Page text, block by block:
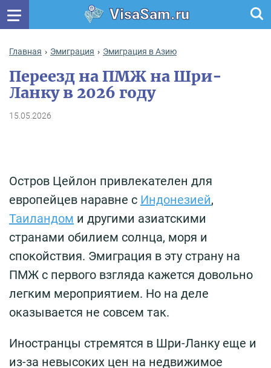
VisaSam.ru
Главная Эмиграция Эмиграция в Азию
Переезд на ПМЖ на Шри-
Ланку в 2026 году
15.05.2026
Остров Цейлон привлекателен для
европейцев наравне с Индонезией,
Таиландом и другими азиатскими
странами обилием солнца, моря и
спокойствия. Эмиграция в эту страну на
ПМЖ с первого взгляда кажется довольно
легким мероприятием. Но на деле
оказывается не совсем так.
Иностранцы стремятся в Шри-Ланку еще и
из-за невысоких цен на недвижимое